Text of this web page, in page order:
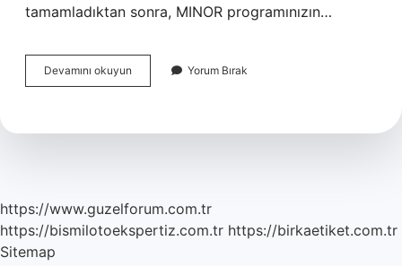
tamamladıktan sonra, MINOR programınızın…
Devamını okuyun
Dal
Mı
Yorum Bırak
https://www.guzelforum.com.tr
https://bismilotoekspertiz.com.tr https://birkaetiket.com.tr
Sitemap